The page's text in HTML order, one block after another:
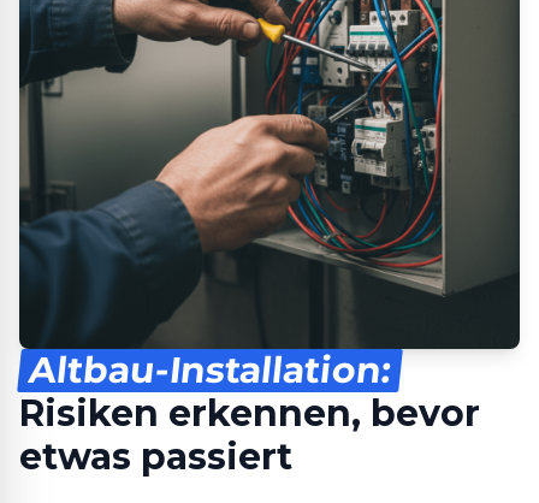
Altbau-Installation:
Risiken erkennen, bevor
etwas passiert